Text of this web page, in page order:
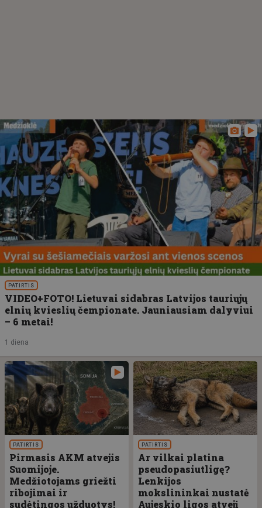
PATIRTIS
VIDEO+FOTO! Lietuvai sidabras Latvijos tauriųjų
elnių kvieslių čempionate. Jauniausiam dalyviui
– 6 metai!
1 diena
PATIRTIS
Pirmasis AKM atvejis
Suomijoje.
Medžiotojams griežti
ribojimai ir
sudėtingos užduotys!
PATIRTIS
Ar vilkai platina
pseudopasiutligę?
Lenkijos
mokslininkai nustatė
Aujeskio ligos atvejį